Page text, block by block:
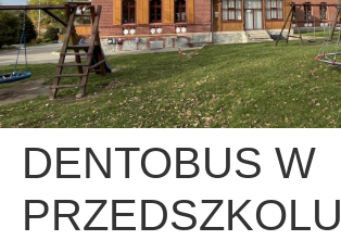
DENTOBUS W
PRZEDSZKOLU